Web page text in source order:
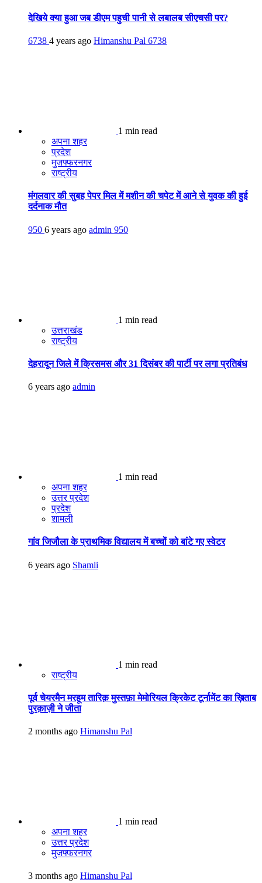
देखिये क्या हुआ जब डीएम पहुची पानी से लबालब सीएचसी पर?
6738 4 years ago Himanshu Pal 6738
1 min read
अपना शहर
प्रदेश
मुजफ्फरनगर
राष्ट्रीय
मंगलवार की सुबह पेपर मिल में मशीन की चपेट में आने से युवक की हुई
दर्दनाक मौत
950 6 years ago admin 950
1 min read
उत्तराखंड
राष्ट्रीय
देहरादून जिले में क्रिसमस और 31 दिसंबर की पार्टी पर लगा प्रतिबंध
6 years ago admin
1 min read
अपना शहर
उत्तर प्रदेश
प्रदेश
शामली
गांव जिजौला के प्राथमिक विद्यालय में बच्चों को बांटे गए स्वेटर
6 years ago Shamli
1 min read
राष्ट्रीय
पूर्व चेयरमैन मरहूम तारिक़ मुस्तफ़ा मेमोरियल क्रिकेट टूर्नामेंट का ख़िताब
पुरक़ाज़ी ने जीता
2 months ago Himanshu Pal
1 min read
अपना शहर
उत्तर प्रदेश
मुजफ्फरनगर
3 months ago Himanshu Pal